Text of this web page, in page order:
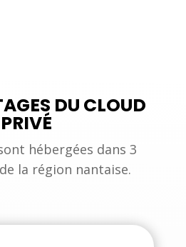
DU CLOUD
PRIVÉ
hébergées dans 3
la région nantaise.